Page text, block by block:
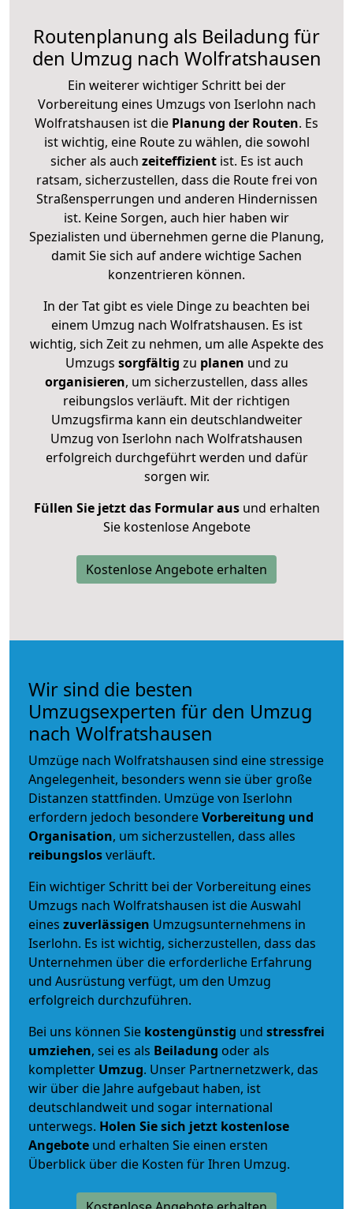
Routenplanung als Beiladung für
den Umzug nach Wolfratshausen
Ein weiterer wichtiger Schritt bei der
Vorbereitung eines Umzugs von Iserlohn nach
Wolfratshausen ist die Planung der Routen. Es
ist wichtig, eine Route zu wählen, die sowohl
sicher als auch zeiteffizientist. Es ist auch
ratsam, sicherzustellen, dass die Route frei von
Straßensperrungen und anderen Hindernissen
ist. Keine Sorgen, auch hier haben wir
Spezialisten und übernehmen gerne die Planung,
damit Sie sich auf andere wichtige Sachen
konzentrieren können.
In der Tat gibt es viele Dinge zu beachten bei
einem Umzug nach Wolfratshausen. Es ist
wichtig, sich Zeit zu nehmen, um alle Aspekte des
Umzugs sorgfältig zu planen und zu
organisieren, um sicherzustellen, dass alles
reibungslos verläuft. Mit der richtigen
Umzugsfirma kann ein deutschlandweiter
Umzug von Iserlohn nach Wolfratshausen
erfolgreich durchgeführt werden und dafür
sorgen wir.
Füllen Sie jetzt das Formular ausund erhalten
Sie kostenlose Angebote
Kostenlose Angebote erhalten
Wir sind die besten
Umzugsexperten für den Umzug
nach Wolfratshausen
Umzüge nach Wolfratshausen sind eine stressige
Angelegenheit, besonders wenn sie über große
Distanzen stattfinden. Umzüge von Iserlohn
erfordern jedoch besondereVorbereitung und
Organisation, um sicherzustellen, dass alles
reibungslosverläuft.
Ein wichtiger Schritt bei der Vorbereitung eines
Umzugs nach Wolfratshausen ist die Auswahl
eines zuverlässigen Umzugsunternehmens in
Iserlohn. Es ist wichtig, sicherzustellen, dass das
Unternehmen über die erforderliche Erfahrung
und Ausrüstung verfügt, um den Umzug
erfolgreich durchzuführen.
Bei uns können Sie kostengünstig und stressfrei
umziehen, sei es als Beiladung oder als
kompletter Umzug. Unser Partnernetzwerk, das
wir über die Jahre aufgebaut haben, ist
deutschlandweit und sogar international
unterwegs. Holen Sie sich jetzt kostenlose
Angebote und erhalten Sie einen ersten
Überblick über die Kosten für Ihren Umzug.